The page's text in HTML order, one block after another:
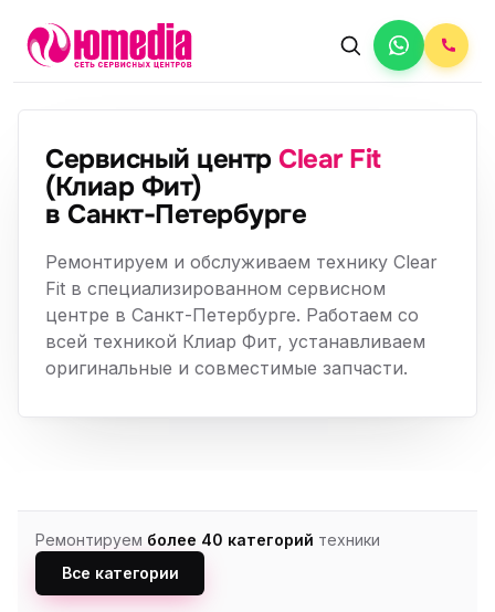
Сервисный центрClear Fit
(Клиар Фит)
в Санкт-Петербурге
Ремонтируем и обслуживаем технику Clear
Fit в специализированном сервисном
центре в Санкт-Петербурге. Работаем со
всей техникой Клиар Фит, устанавливаем
оригинальные и совместимые запчасти.
Ремонтируем более 40 категорий техники
Все категории